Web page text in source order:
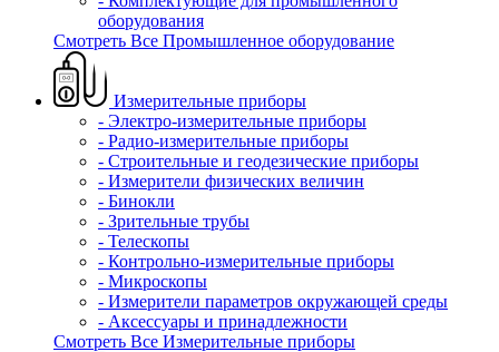
оборудования
Смотреть Все Промышленное оборудование
Измерительные приборы
- Электро-измерительные приборы
- Радио-измерительные приборы
- Строительные и геодезические приборы
- Измерители физических величин
- Бинокли
- Зрительные трубы
- Телескопы
- Контрольно-измерительные приборы
- Микроскопы
- Измерители параметров окружающей среды
- Аксессуары и принадлежности
Смотреть Все Измерительные приборы